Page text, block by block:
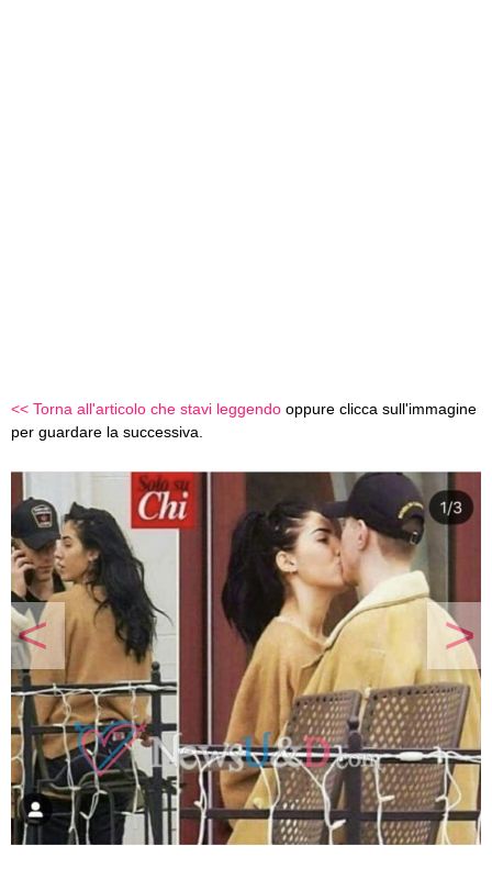
<< Torna all'articolo che stavi leggendo oppure clicca sull'immagine
per guardare la successiva.
< >